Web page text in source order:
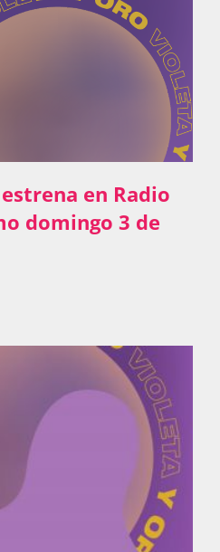
en Radio
domingo 3 de